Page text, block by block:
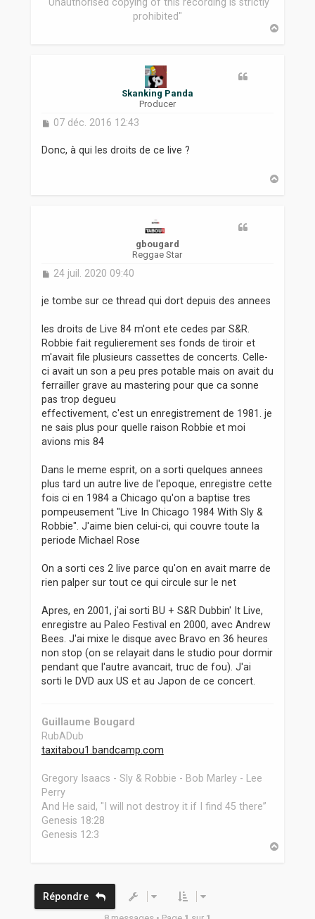
prohibited"
Skanking Panda
Producer
M
s
07 déc. 2016 12:43
Donc, à qui les droits de ce live ?
gbougard
Reggae Star
M
s
g
e
24 juil. 2020 09:40
je tombe sur ce thread qui dort depuis des annees
les droits de Live 84 m'ont ete cedes par S&R.
Robbie fait regulierement ses fonds de tiroir et
m'avait file plusieurs cassettes de concerts. Celle-
ci avait un son a peu pres potable mais on avait du
ferrailler grave au mastering pour que ca sonne
pas trop degueu
effectivement, c'est un enregistrement de 1981. je
ne sais plus pour quelle raison Robbie et moi
avions mis 84
Dans le meme esprit, on a sorti quelques annees
plus tard un autre live de l'epoque, enregistre cette
fois ci en 1984 a Chicago qu'on a baptise tres
pompeusement "Live In Chicago 1984 With Sly &
Robbie". J'aime bien celui-ci, qui couvre toute la
periode Michael Rose
On a sorti ces 2 live parce qu'on en avait marre de
rien palper sur tout ce qui circule sur le net
Apres, en 2001, j'ai sorti BU + S&R Dubbin' It Live,
enregistre au Paleo Festival en 2000, avec Andrew
Bees. J'ai mixe le disque avec Bravo en 36 heures
non stop (on se relayait dans le studio pour dormir
pendant que l'autre avancait, truc de fou). J'ai
sorti le DVD aux US et au Japon de ce concert.
Guillaume Bougard
RubADub
taxitabou1.bandcamp.com
Gregory Isaacs - Sly & Robbie - Bob Marley - Lee
Perry
And He said, "I will not destroy it if I find 45 there”
Genesis 18:28
Genesis 12:3
Répondre